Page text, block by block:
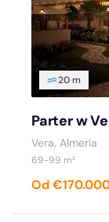
20 m
Parter w
Vera, Almería
69-99 m²
Od